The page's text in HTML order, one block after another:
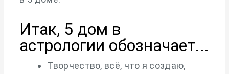
Итак, 5 дом в
астрологии обозначает...
Творчество, всё, что я создаю,